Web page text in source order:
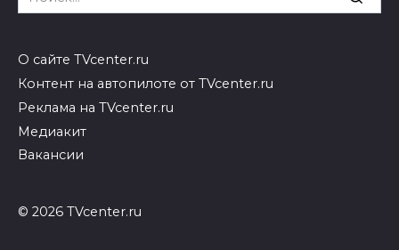
for:
О сайте TVcenter.ru
Контент на автопилоте от TVcenter.ru
Реклама на TVcenter.ru
Медиакит
Вакансии
© 2026 TVcenter.ru